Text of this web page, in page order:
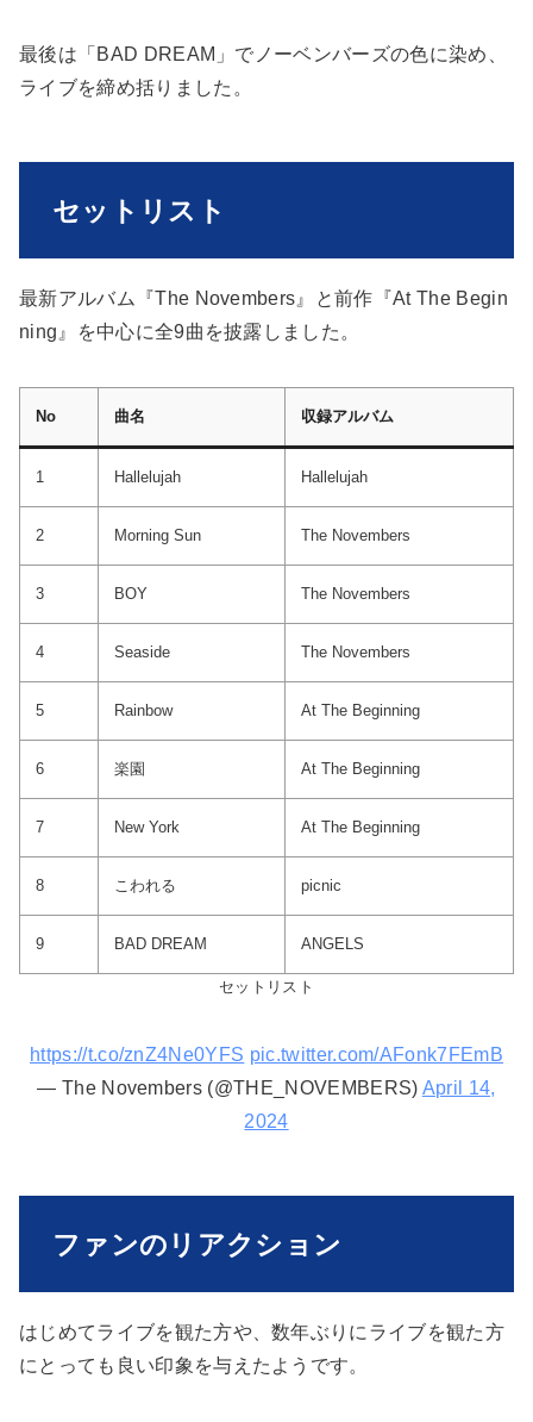
最後は「BAD DREAM」でノーベンバーズの色に染め、
ライブを締め括りました。
セットリスト
最新アルバム『The Novembers』と前作『At The Begin
ning』を中心に全9曲を披露しました。
No 曲名 収録アルバム
1 Hallelujah Hallelujah
2 Morning Sun The Novembers
3 BOY The Novembers
4 Seaside The Novembers
5 Rainbow At The Beginning
6 楽園 At The Beginning
7 New York At The Beginning
8 こわれる picnic
9 BAD DREAM ANGELS
セットリスト
https://t.co/znZ4Ne0YFS pic.twitter.com/AFonk7FEmB
— The Novembers (@THE_NOVEMBERS) April 14,
2024
ファンのリアクション
はじめてライブを観た方や、数年ぶりにライブを観た方
にとっても良い印象を与えたようです。